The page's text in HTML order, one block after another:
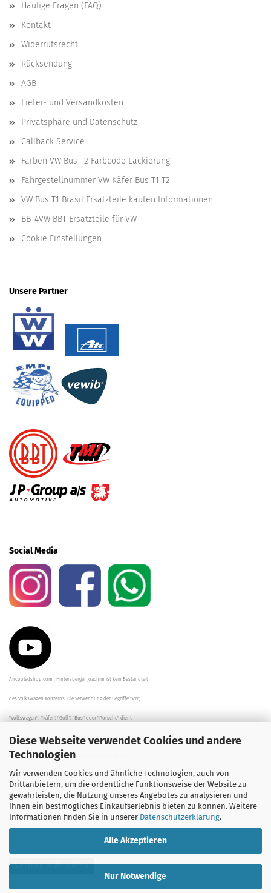
Diese Webseite verwendet Cookies und andere
Technologien
Wir verwenden Cookies und ähnliche Technologien, auch von
Drittanbietern, um die ordentliche Funktionsweise der Website zu
gewährleisten, die Nutzung unseres Angebotes zu analysieren und
Ihnen ein bestmögliches Einkaufserlebnis bieten zu können. Weitere
Informationen finden Sie in unserer Datenschutzerklärung.
Alle Akzeptieren
Nur Notwendige
Häufige Fragen (FAQ)
Kontakt
Widerrufsrecht
Rücksendung
AGB
Liefer- und Versandkosten
Privatsphäre und Datenschutz
Callback Service
Farben VW Bus T2 Farbcode Lackierung
Fahrgestellnummer VW Käfer Bus T1 T2
VW Bus T1 Brasil Ersatzteile kaufen Informationen
BBT4VW BBT Ersatzteile für VW
Cookie Einstellungen
Unsere Partner
Social Media
Aircooledshop.com , Hintersberger Joachim ist kein Bestandteil
des Volkswagen Konzerns. Die Verwendung der Begriffe "VW",
"Volkswagen", "Käfer", "Golf", "Bus" oder "Porsche" dient
der Beschreibung der Teile und stellt in keinem Fall eine direkte
Verbindung zu dem Unternehmen "Volkswagen" her/da.
Die Beschreibungen, Zeichnungen und Angaben zur
Verwendung sind sorgfältig überprüft worden.
Vertrag widerrufen